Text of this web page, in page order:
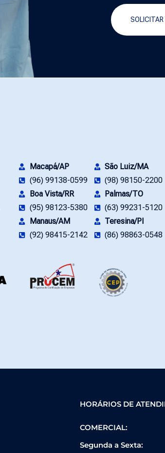
Macapá/AP
(96) 99138-0599
São Luiz/MA
(98) 98150-2200
Boa Vista/RR
(95) 98123-5380
Palmas/TO
(63) 99231-5120
Manaus/AM
(92) 98415-2142
Teresina/PI
(86) 98863-0548
HORÁRIOS DE
COMERCIAL:
Segunda a Sexta: